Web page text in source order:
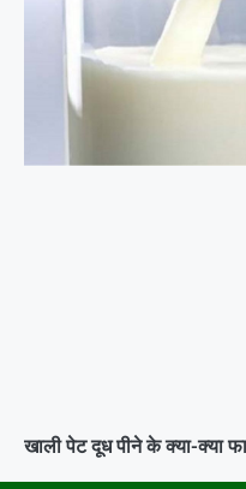
खाली पेट दूध पीने के क्या-क्या